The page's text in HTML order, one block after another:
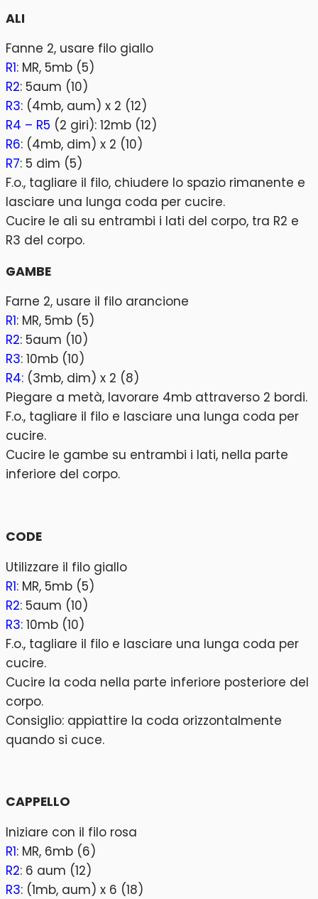
ALI
Fanne 2, usare filo giallo
R1: MR, 5mb (5)
R2: 5aum (10)
R3: (4mb, aum) x 2 (12)
R4 – R5 (2 giri): 12mb (12)
R6: (4mb, dim) x 2 (10)
R7: 5 dim (5)
F.o., tagliare il filo, chiudere lo spazio rimanente e
lasciare una lunga coda per cucire.
Cucire le ali su entrambi i lati del corpo, tra R2 e
R3 del corpo.
GAMBE
Farne 2, usare il filo arancione
R1: MR, 5mb (5)
R2: 5aum (10)
R3: 10mb (10)
R4: (3mb, dim) x 2 (8)
Piegare a metà, lavorare 4mb attraverso 2 bordi.
F.o., tagliare il filo e lasciare una lunga coda per
cucire.
Cucire le gambe su entrambi i lati, nella parte
inferiore del corpo.
CODE
Utilizzare il filo giallo
R1: MR, 5mb (5)
R2: 5aum (10)
R3: 10mb (10)
F.o., tagliare il filo e lasciare una lunga coda per
cucire.
Cucire la coda nella parte inferiore posteriore del
corpo.
Consiglio: appiattire la coda orizzontalmente
quando si cuce.
CAPPELLO
Iniziare con il filo rosa
R1: MR, 6mb (6)
R2: 6 aum (12)
R3: (1mb, aum) x 6 (18)